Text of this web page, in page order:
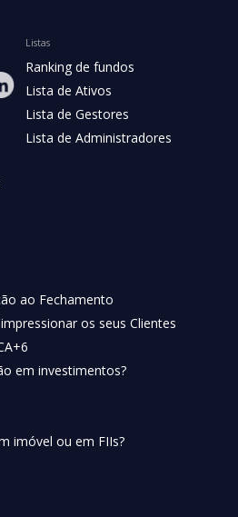
Listas
Ranking de fundos
Lista de Ativos
Lista de Gestores
Lista de Administradores
ao Fechamento
os seus Clientes
em investimentos?
imóvel ou em FIIs?